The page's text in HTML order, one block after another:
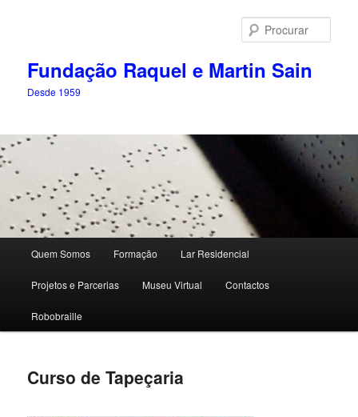
primárioFundação Raquel e Martin Sain
Desde 1959
principal
Quem Somos Formação Lar Residencial
Projetos e Parcerias Museu Virtual Contactos
Robobraille
Curso de Tapeçaria